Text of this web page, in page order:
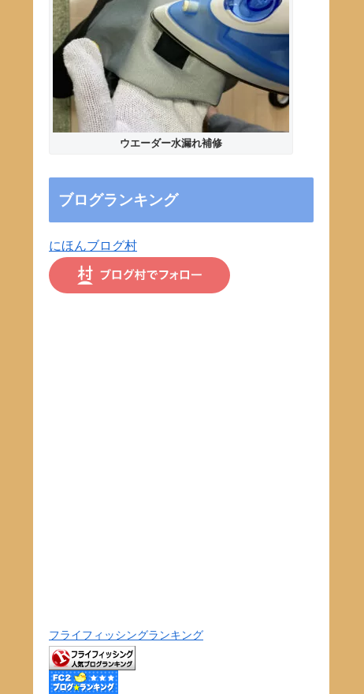
ウエーダー水漏れ補修
ブログランキング
にほんブログ村
フライフィッシングランキング